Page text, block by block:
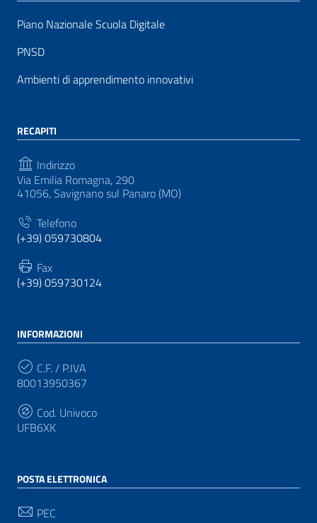
Piano Nazionale Scuola Digitale
PNSD
Ambienti di apprendimento innovativi
RECAPITI
Indirizzo
Via Emilia Romagna, 290
41056, Savignano sul Panaro (MO)
Telefono
(+39) 059730804
Fax
(+39) 059730124
INFORMAZIONI
C.F. / P.IVA
80013950367
Cod. Univoco
UFB6XK
POSTA ELETTRONICA
PEC